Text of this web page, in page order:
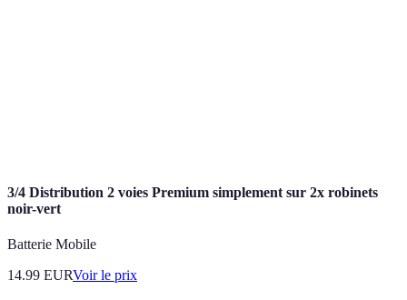
3/4 Distribution 2 voies Premium simplement sur 2x robinets
noir-vert
Batterie Mobile
14.99 EURVoir le prix